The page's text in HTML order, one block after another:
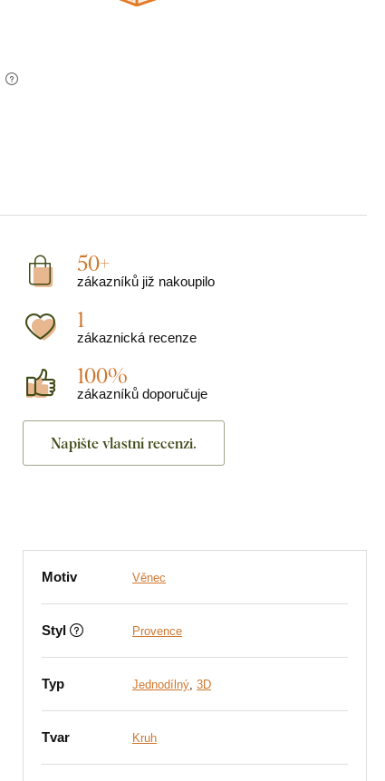
50+
zákazníků již nakoupilo
1
zákaznická recenze
100%
zákazníků doporučuje
Napište vlastní recenzi.
Motiv Věnec
Styl Provence
Typ Jednodílný 3D
Tvar Kruh